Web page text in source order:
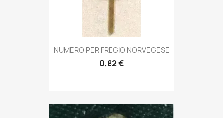
Anteprima
NUMERO PER FREGIO NORVEGESE
0,82 €